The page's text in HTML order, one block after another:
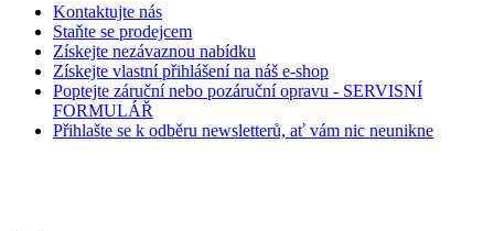
Kontaktujte nás
Staňte se prodejcem
Získejte nezávaznou nabídku
Získejte vlastní přihlášení na náš e-shop
Poptejte záruční nebo pozáruční opravu - SERVISNÍ
FORMULÁŘ
Přihlašte se k odběru newsletterů, ať vám nic neunikne